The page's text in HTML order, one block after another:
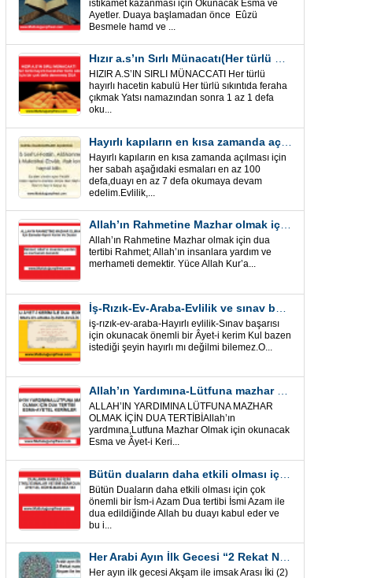
istikamet kazanması için Okunacak Esma ve
Ayetler. Duaya başlamadan önce Eûzü
Besmele hamd ve ...
HIZIR A.S’IN SIRLI MÜNACCATI Her türlü
hayırlı hacetin kabulü Her türlü sıkıntıda feraha
çıkmak Yatsı namazından sonra 1 az 1 defa
oku...
Hayırlı kapıların en kısa zamanda açılması için Esmalar ve Dua
Hayırlı kapıların en kısa zamanda açılması için
her sabah aşağıdaki esmaları en az 100
defa,duayı en az 7 defa okumaya devam
edelim.Evlilik,...
Allah’ın Rahmetine Mazhar olmak için ” Esmalar-Ayet ve Dualar”
Allah’ın Rahmetine Mazhar olmak için dua
tertibi Rahmet; Allah’ın insanlara yardım ve
merhameti demektir. Yüce Allah Kur’a...
iş-rızık-ev-araba-Hayırlı evlilik-Sınav başarısı
için okunacak önemli bir Âyet-i kerim Kul bazen
istediği şeyin hayırlı mı değilmi bilemez.O...
ALLAH’IN YARDIMINA LÜTFUNA MAZHAR
OLMAK İÇİN DUA TERTİBİAllah’ın
yardmına,Lutfuna Mazhar Olmak için okunacak
Esma ve Âyet-i Keri...
Bütün duaların daha etkili olması için önemli bir İsm-i Azam Dua Tertibi
Bütün Duaların daha etkili olması için çok
önemli bir İsm-i Azam Dua tertibi İsmi Azam ile
dua edildiğinde Allah bu duayı kabul eder ve
bu i...
Her Arabi Ayın İlk Gecesi “2 Rekat Namaz” O Ay tüm belalardan kurtuluş
Her ayın ilk gecesi Akşam ile imsak Arası İki (2)